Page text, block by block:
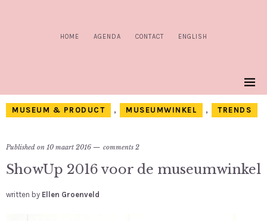
HOME AGENDA CONTACT ENGLISH
MUSEUM & PRODUCT , MUSEUMWINKEL , TRENDS
Published on 10 maart 2016 comments 2
ShowUp 2016 voor de museumwinkel
written by Ellen Groenveld